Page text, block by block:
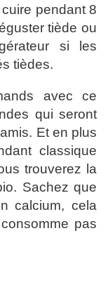
pendant 8
tiède ou
si les
tièdes.
avec ce
qui seront
Et en plus
classique
trouverez la
Sachez que
calcium, cela
pas